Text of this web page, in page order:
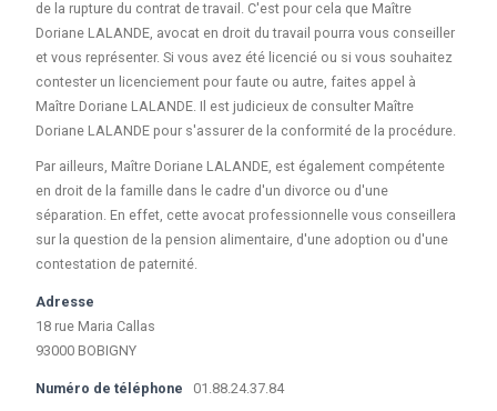
de la rupture du contrat de travail. C'est pour cela que Maître
Doriane LALANDE, avocat en droit du travail pourra vous conseiller
et vous représenter. Si vous avez été licencié ou si vous souhaitez
contester un licenciement pour faute ou autre, faites appel à
Maître Doriane LALANDE. Il est judicieux de consulter Maître
Doriane LALANDE pour s'assurer de la conformité de la procédure.
Par ailleurs, Maître Doriane LALANDE, est également compétente
en droit de la famille dans le cadre d'un divorce ou d'une
séparation. En effet, cette avocat professionnelle vous conseillera
sur la question de la pension alimentaire, d'une adoption ou d'une
contestation de paternité.
Adresse
18 rue Maria Callas
93000 BOBIGNY
Numéro de téléphone 01.88.24.37.84